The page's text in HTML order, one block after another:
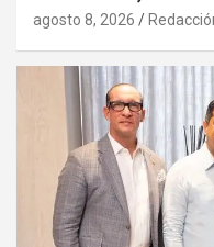
agosto 8, 2026